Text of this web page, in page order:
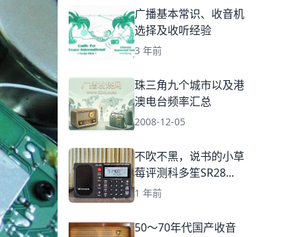
广播基本常识、收音机
选择及收听经验
3 年前
珠三角九个城市以及港
澳电台频率汇总
2008-12-05
不吹不黑，说书的小草
莓评测科多笙SR28...
1 年前
50～70年代国产收音